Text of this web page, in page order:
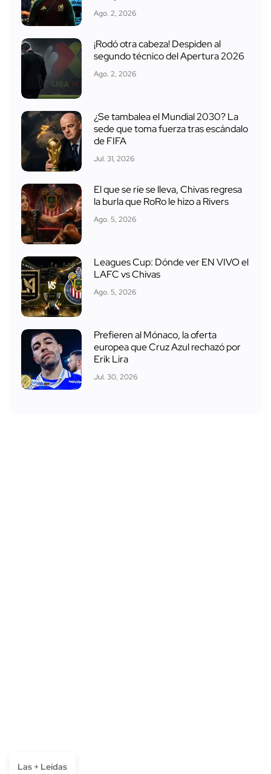
Ago. 2, 2026
¡Rodó otra cabeza! Despiden al
segundo técnico del Apertura 2026
Ago. 2, 2026
¿Se tambalea el Mundial 2030? La
sede que toma fuerza tras escándalo
de FIFA
Jul. 31, 2026
El que se ríe se lleva, Chivas regresa
la burla que RoRo le hizo a Rivers
Ago. 5, 2026
Leagues Cup: Dónde ver EN VIVO el
LAFC vs Chivas
Ago. 5, 2026
Prefieren al Mónaco, la oferta
europea que Cruz Azul rechazó por
Erik Lira
Jul. 30, 2026
Las + Leídas